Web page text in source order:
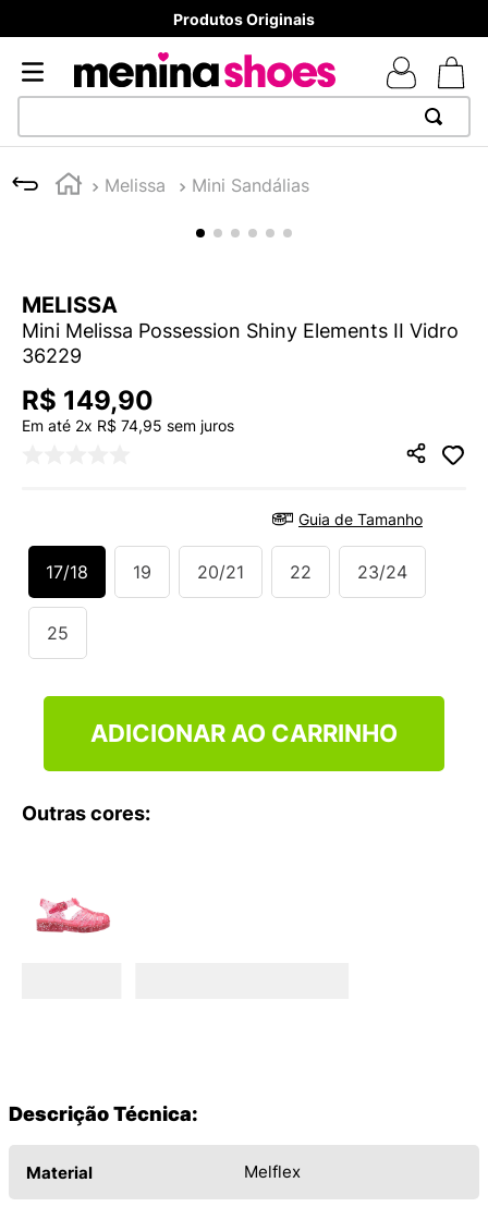
Produtos Originais
Melissa Mini Sandálias
MELISSA
Mini Melissa Possession Shiny Elements II Vidro
36229
R$ 149,90
Em até 2x R$ 74,95 sem juros
Guia de Tamanho
17/18 19 20/21 22 23/24
25
ADICIONAR AO CARRINHO
Outras cores:
Descrição Técnica:
Material Melflex
1
TÊNIS NEWS BALANCE 530
º
TÊNIS VEJA WHITE
5º
ADIDAS
º
7 º
MELISSA SLIDE